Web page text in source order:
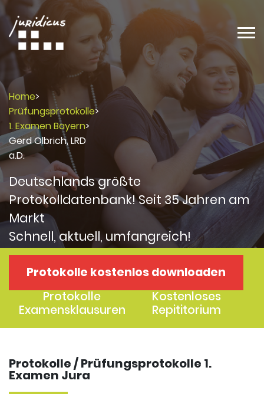
Home>
Prüfungsprotokolle>
1. Examen Bayern>
Gerd Olbrich, LRD
a.D.
Deutschlands größte
Protokolldatenbank! Seit 35 Jahren am
Markt
Schnell, aktuell, umfangreich!
Protokolle kostenlos downloaden
1. Examen
2. Examen
Protokolle
Examensklausuren
Kostenloses
Repititorium
Protokolle / Prüfungsprotokolle 1.
Examen Jura